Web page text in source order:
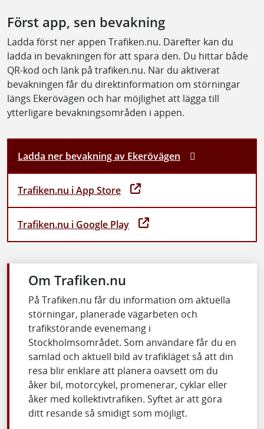
Först app, sen bevakning
Ladda först ner appen Trafiken.nu. Därefter kan du
ladda in bevakningen för att spara den. Du hittar både
QR-kod och länk på trafiken.nu. När du aktiverat
bevakningen får du direktinformation om störningar
längs Ekerövägen och har möjlighet att lägga till
ytterligare bevakningsområden i appen.
Ladda ner bevakning av Ekerövägen
Trafiken.nu i App Store
Trafiken.nu i Google Play
Om Trafiken.nu
På Trafiken.nu får du information om aktuella
störningar, planerade vägarbeten och
trafikstörande evenemang i
Stockholmsområdet. Som användare får du en
samlad och aktuell bild av trafikläget så att din
resa blir enklare att planera oavsett om du
åker bil, motorcykel, promenerar, cyklar eller
åker med kollektivtrafiken. Syftet är att göra
ditt resande så smidigt som möjligt.